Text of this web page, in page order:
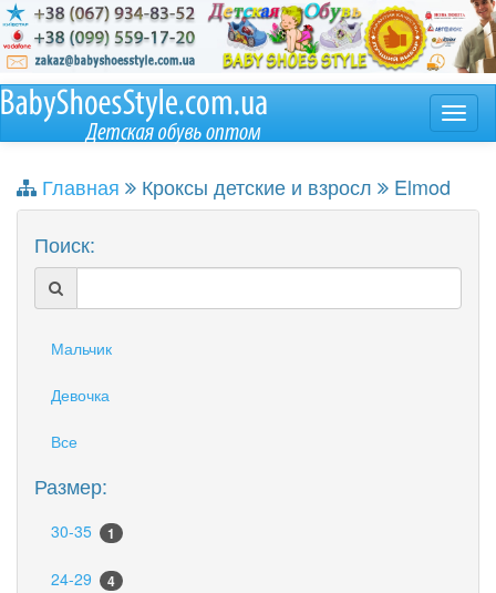
Главная Кроксы детские и взросл
Elmod
Поиск:
Мальчик
Девочка
Все
Размер:
30-35 1
24-29 4